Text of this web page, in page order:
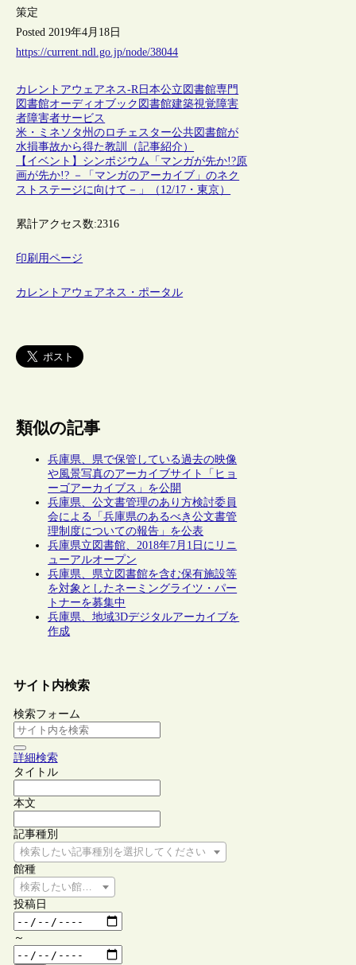
策定
Posted 2019年4月18日
https://current.ndl.go.jp/node/38044
カレントアウェアネス-R 日本公立図書館専門
図書館オーディオブック 図書館建築視覚障害
者障害者サービス
米・ミネソタ州のロチェスター公共図書館が
水損事故から得た教訓（記事紹介）
【イベント】シンポジウム「マンガが先か!?原
画が先か!? －「マンガのアーカイブ」のネク
ストステージに向けて－」（12/17・東京）
累計アクセス数:2316
印刷用ページ
カレントアウェアネス・ポータル
類似の記事
兵庫県、県で保管している過去の映像
や風景写真のアーカイブサイト「ヒョ
ーゴアーカイブス」を公開
兵庫県、公文書管理のあり方検討委員
会による「兵庫県のあるべき公文書管
理制度についての報告」を公表
兵庫県立図書館、2018年7月1日にリニ
ューアルオープン
兵庫県、県立図書館を含む保有施設等
を対象としたネーミングライツ・パー
トナーを募集中
兵庫県、地域3Dデジタルアーカイブを
作成
サイト内検索
検索フォーム
詳細検索
タイトル
本文
記事種別
検索したい記事種別を選択してください
館種
検索したい館種を選択してください
投稿日
～